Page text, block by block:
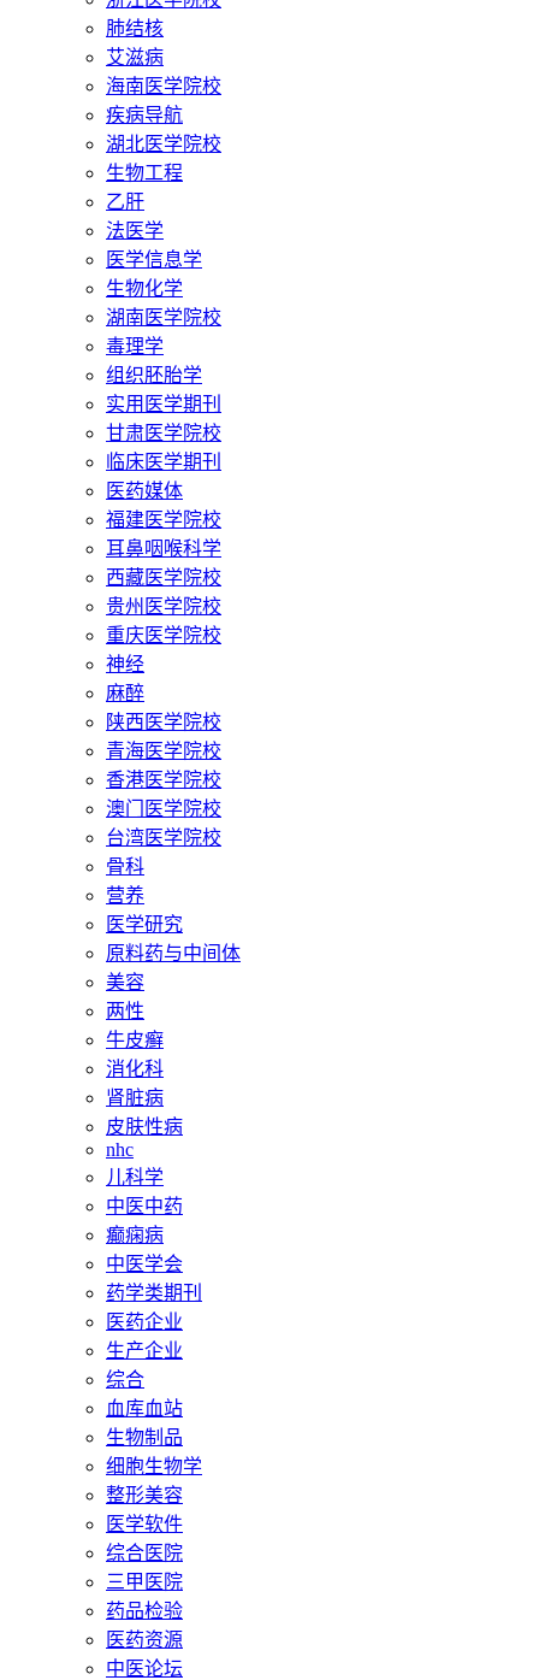
肺结核
艾滋病
海南医学院校
疾病导航
湖北医学院校
生物工程
乙肝
法医学
医学信息学
生物化学
湖南医学院校
毒理学
组织胚胎学
实用医学期刊
甘肃医学院校
临床医学期刊
医药媒体
福建医学院校
耳鼻咽喉科学
西藏医学院校
贵州医学院校
重庆医学院校
神经
麻醉
陕西医学院校
青海医学院校
香港医学院校
澳门医学院校
台湾医学院校
骨科
营养
医学研究
原料药与中间体
美容
两性
牛皮癣
消化科
肾脏病
皮肤性病
nhc
儿科学
中医中药
癫痫病
中医学会
药学类期刊
医药企业
生产企业
综合
血库血站
生物制品
细胞生物学
整形美容
医学软件
综合医院
三甲医院
药品检验
医药资源
中医论坛